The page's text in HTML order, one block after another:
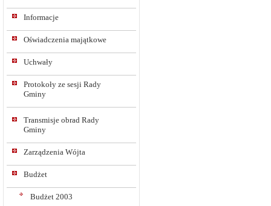
Informacje
Oświadczenia majątkowe
Uchwały
Protokoły ze sesji Rady
Gminy
Transmisje obrad Rady
Gminy
Zarządzenia Wójta
Budżet
Budżet 2003